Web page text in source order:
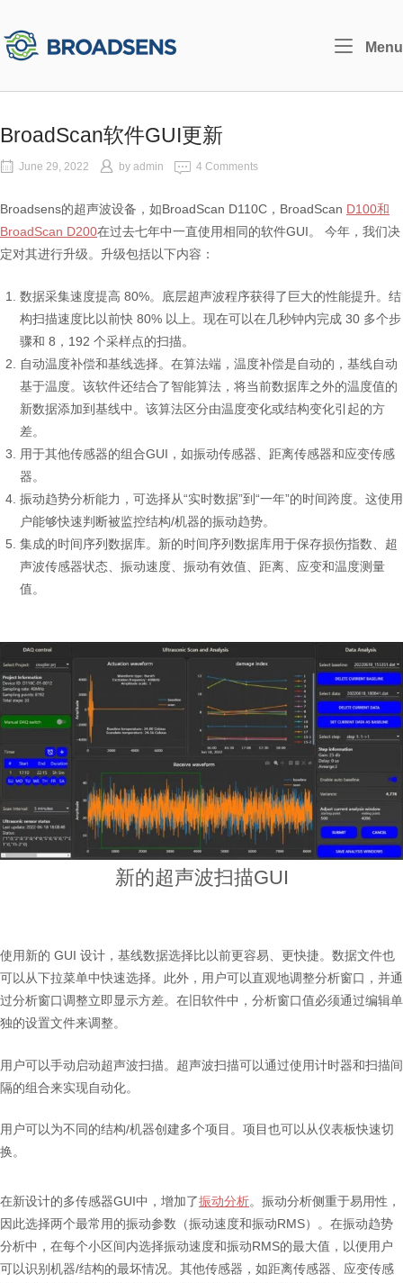
content
Home
Menu
BroadScan软件GUI更新
June 29, 2022 by admin 4 Comments
Broadsens的超声波设备，如BroadScan D110C，BroadScan D100和
BroadScan D200在过去七年中一直使用相同的软件GUI。 今年，我们决
定对其进行升级。升级包括以下内容：
数据采集速度提高 80%。底层超声波程序获得了巨大的性能提升。结
构扫描速度比以前快 80% 以上。现在可以在几秒钟内完成 30 多个步
骤和 8，192 个采样点的扫描。
自动温度补偿和基线选择。在算法端，温度补偿是自动的，基线自动
基于温度。该软件还结合了智能算法，将当前数据库之外的温度值的
新数据添加到基线中。该算法区分由温度变化或结构变化引起的方
差。
用于其他传感器的组合GUI，如振动传感器、距离传感器和应变传感
器。
振动趋势分析能力，可选择从“实时数据”到“一年”的时间跨度。这使用
户能够快速判断被监控结构/机器的振动趋势。
集成的时间序列数据库。新的时间序列数据库用于保存损伤指数、超
声波传感器状态、振动速度、振动有效值、距离、应变和温度测量
值。
新的超声波扫描GUI
使用新的 GUI 设计，基线数据选择比以前更容易、更快捷。数据文件也
可以从下拉菜单中快速选择。此外，用户可以直观地调整分析窗口，并通
过分析窗口调整立即显示方差。在旧软件中，分析窗口值必须通过编辑单
独的设置文件来调整。
用户可以手动启动超声波扫描。超声波扫描可以通过使用计时器和扫描间
隔的组合来实现自动化。
用户可以为不同的结构/机器创建多个项目。项目也可以从仪表板快速切
换。
在新设计的多传感器GUI中，增加了振动分析。振动分析侧重于易用性，
因此选择两个最常用的振动参数（振动速度和振动RMS）。在振动趋势
分析中，在每个小区间内选择振动速度和振动RMS的最大值，以便用户
可以识别机器/结构的最坏情况。其他传感器，如距离传感器、应变传感